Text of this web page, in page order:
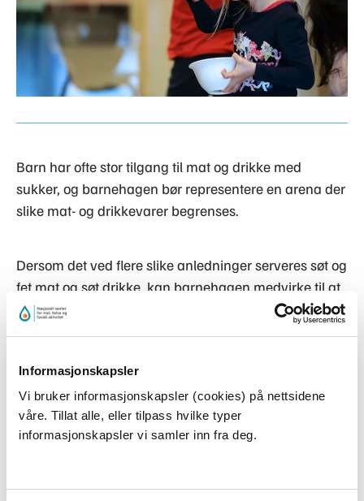
Informasjonskapsler
Vi bruker informasjonskapsler (cookies) på nettsidene
våre. Tillat alle, eller tilpass hvilke typer
informasjonskapsler vi samler inn fra deg.
Barn har ofte stor tilgang til mat og drikke med
sukker, og barnehagen bør representere en arena der
slike mat- og drikkevarer begrenses.
Dersom det ved flere slike anledninger serveres søt og
fet mat og søt drikke, kan barnehagen medvirke til at
barn får et for høyt inntak av sukker og fett samtidig
blir helsemessig ugunstig.
Hvordan barnehagen din kan
drikke